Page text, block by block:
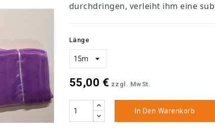
durchdringen, verleiht ihm eine
Länge
55,00 € zzgl. MwSt.
In Den Warenkorb